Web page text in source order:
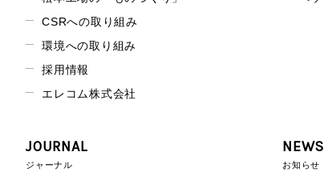
CSRへの取り組み
環境への取り組み
採用情報
エレコム株式会社
JOURNAL
ジャーナル
NEWS
お知らせ